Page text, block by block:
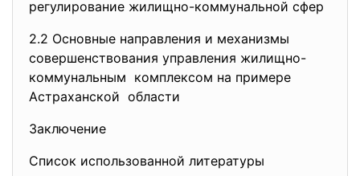
регулирование жилищно-коммунальной сфер
2.2 Основные направления и механизмы
совершенствования управления жилищно-
коммунальным комплексом на примере
Астраханской области
Заключение
Список использованной литературы